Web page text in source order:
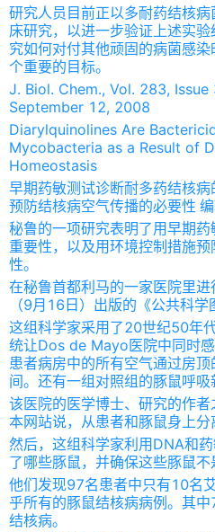
研究人员目前正以多耐药结核
床研究，以进一步验证上述实
究如何对付其他顽固的病菌感
个重要的目标。
J. Biol. Chem., Vol. 283,
September 12, 2008
Diarylquinolines Are
Mycobacteria as a Result of
Homeostasis
早期药敏测试诊断耐多药结核
预防结核病空气传播的必要性
秘鲁的一项研究表明了用早期
重要性，以及用环境控制措施
性。
在秘鲁首都利马的一家医院里
（9月16日）出版的《公共科学
这组科学家采用了20世纪50年
统让Dos de Mayo医院中同时
患者病房中的所有空气通过房
间。还有一组对照组的豚鼠呼吸
该医院的医学博士、研究的作
本网站说，从患者和豚鼠身上分
然后，这组科学家利用DNA和
了哪些豚鼠，并确保这些豚鼠不
他们发现97名患者中只有10名
乎所有的豚鼠结核病病例。其
结核病。